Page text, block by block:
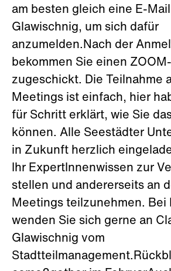
am besten gleich eine E-
Glawischnig, um sich dafür
anzumelden.Nach der
bekommen Sie einen
zugeschickt. Die Teilnahme
Meetings ist einfach, hier
für Schritt erklärt, wie Sie
können. Alle Seestädter
in Zukunft herzlich
Ihr ExpertInnenwissen zur
stellen und andererseits an
Meetings teilzunehmen. Bei
wenden Sie sich gerne an
Glawischnig vom